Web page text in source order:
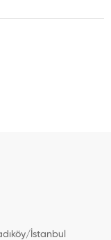
İstanbul